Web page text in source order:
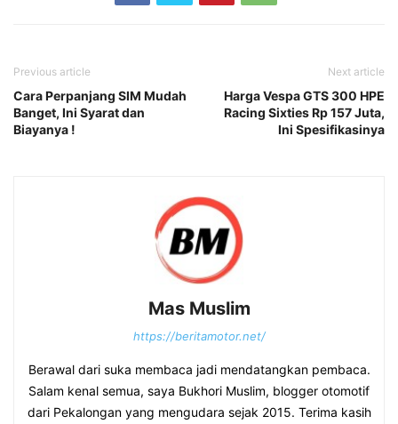
Previous article
Cara Perpanjang SIM Mudah
Banget, Ini Syarat dan
Biayanya !
Next article
Harga Vespa GTS 300 HPE
Racing Sixties Rp 157 Juta,
Ini Spesifikasinya
Mas Muslim
https://beritamotor.net/
Berawal dari suka membaca jadi mendatangkan pembaca.
Salam kenal semua, saya Bukhori Muslim, blogger otomotif
dari Pekalongan yang mengudara sejak 2015. Terima kasih